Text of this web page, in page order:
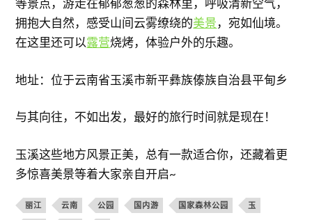
等景点，游走在郁郁葱葱的森林里，呼吸清新空气，
拥抱大自然，感受山间云雾缭绕的美景，宛如仙境。
在这里还可以露营烧烤，体验户外的乐趣。
地址：位于云南省玉溪市新平彝族傣族自治县平甸乡
与其向往，不如出发，最好的旅行时间就是现在！
玉溪这些地方风景正美，总有一款适合你，还藏着更
多惊喜美景等着大家亲自开启~
丽江 云南 公园 国内游 国家森林公园 玉